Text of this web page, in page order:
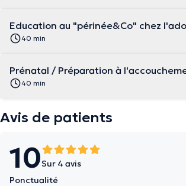
Education au "périnée&Co" chez
40 min
Prénatal / Préparation à
40 min
Avis de patients
10Sur 4 avis
Ponctualité